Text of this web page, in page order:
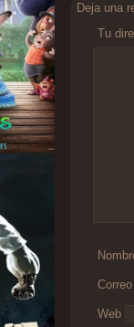
Deja una
Tu
Web